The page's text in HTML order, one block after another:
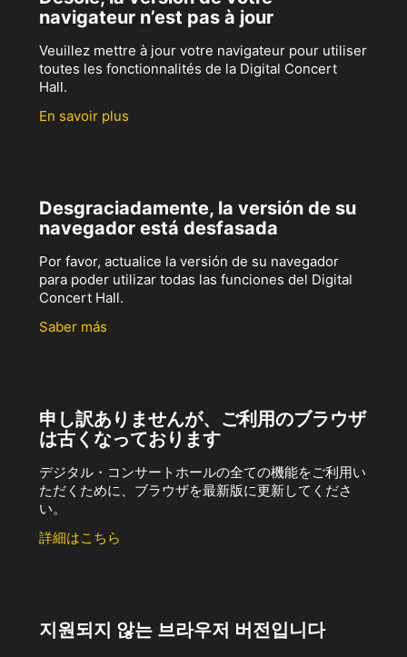
navigateur n’est pas à jour
Veuillez mettre à jour votre navigateur pour utiliser
toutes les fonctionnalités de la Digital Concert
Hall.
En savoir plus
Desgraciadamente, la versión de su
navegador está desfasada
Por favor, actualice la versión de su navegador
para poder utilizar todas las funciones del Digital
Concert Hall.
Saber más
申し訳ありませんが、ご利用のブラウザ
は古くなっております
デジタル・コンサートホールの全ての機能をご利用い
ただくために、ブラウザを最新版に更新してくださ
い。
詳細はこちら
지원되지 않는 브라우저 버전입니다